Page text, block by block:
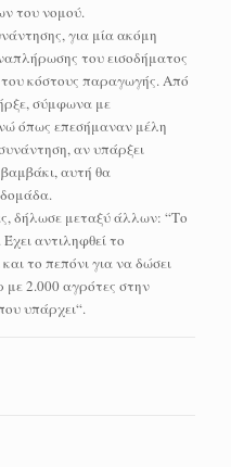
του νομού.
για μία ακόμη
του εισοδήματος
κόστους παραγωγής. Από
σύμφωνα με
όπως επεσήμαναν μέλη
αν υπάρξει
αυτή θα
δήλωσε μεταξύ άλλων: “Το
αντιληφθεί το
το πεπόνι για να δώσει
με 2.000 αγρότες στην
υπάρχει“.